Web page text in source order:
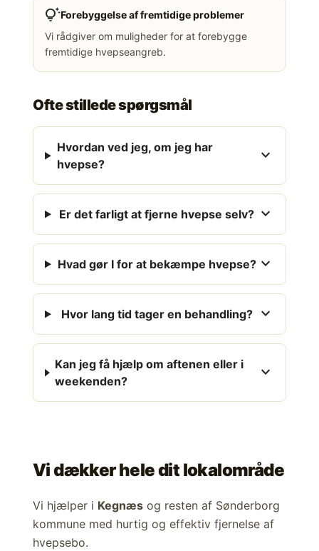
tips_and_updatesForebyggelse af fremtidige problemer
Vi rådgiver om muligheder for at forebygge
fremtidige hvepseangreb.
Ofte stillede spørgsmål
Hvordan ved jeg, om jeg har
hvepse?
expand_more
Er det farligt at fjerne hvepse selv? expand_more
Hvad gør I for at bekæmpe hvepse? expand_more
Hvor lang tid tager en behandling? expand_more
Kan jeg få hjælp om aftenen eller i
weekenden?
expand_more
Vi dækker hele dit lokalområde
Vi hjælper i Kegnæs og resten af Sønderborg
kommune med hurtig og effektiv fjernelse af
hvepsebo.